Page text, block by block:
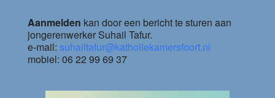
Aanmelden kan door een bericht te sturen aan
jongerenwerker Suhail Tafur.
e-mail: suhailtafur@katholiekamersfoort.nl
mobiel: 06 22 99 69 37